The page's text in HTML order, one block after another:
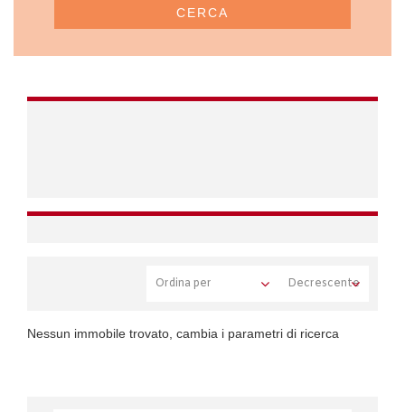
CERCA
Nessun immobile trovato, cambia i parametri di ricerca